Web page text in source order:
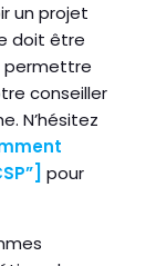
un projet
doit être
permettre
conseiller
N’hésitez
pour